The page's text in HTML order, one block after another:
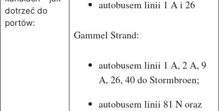
dotrzeć do
portów:
autobusem linii 1 A i 26
Gammel Strand:
autobusem linii 1 A, 2 A, 9
A, 26, 40 do Stormbroen;
autobusem linii 81 N oraz